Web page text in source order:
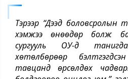
Тэрээр “Дээд боловсролын
хэмжээ өнөөдөр болж
сургууль ОУ-д
хөтөлбөрөөр
тавцанд өрсөлдөх